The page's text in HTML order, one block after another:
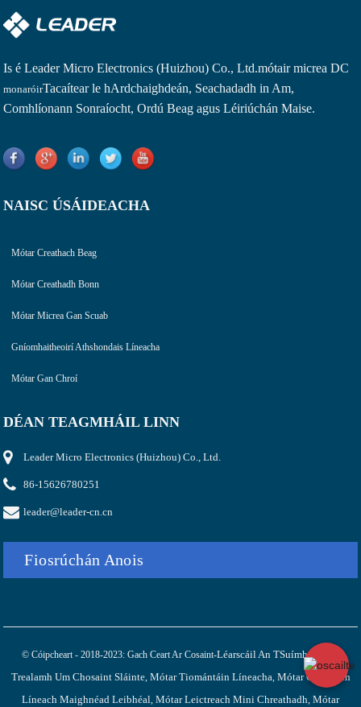
Is é Leader Micro Electronics (Huizhou) Co., Ltd.mótair micrea DC
monaróirTacaítear le hArdchaighdeán, Seachadadh in Am,
Comhlíonann Sonraíocht, Ordú Beag agus Léiriúchán Maise.
NAISC ÚSÁIDEACHA
Mótar Creathach Beag
Mótar Creathadh Bonn
Mótar Micrea Gan Scuab
Gníomhaitheoirí Athshondais Líneacha
Mótar Gan Chroí
DÉAN TEAGMHÁIL LINN
Leader Micro Electronics (Huizhou) Co., Ltd.
86-15626780251
leader@leader-cn.cn
Fiosrúchán Anois
© Cóipcheart - 2018-2023: Gach Ceart Ar Cosaint-Léarscáil An TSuímh,
Trealamh Um Chosaint Sláinte, Mótar Tiomántáin Líneacha Mótar Creathach
Líneach Maighnéad Leibhéal Mótar Leictreach Mini Chreathadh Mótar